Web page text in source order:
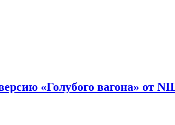
«Голубого вагона» от